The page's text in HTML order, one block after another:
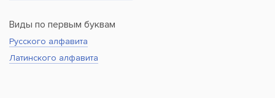
Виды по первым буквам
Русского алфавита
Латинского алфавита